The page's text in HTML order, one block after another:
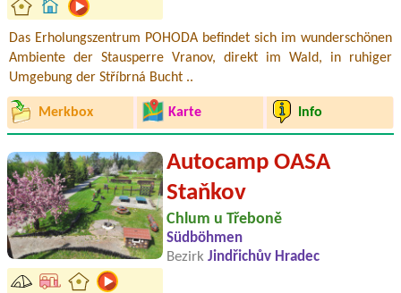
Das Erholungszentrum POHODA befindet sich im wunderschönen
Ambiente der Stausperre Vranov, direkt im Wald, in ruhiger
Umgebung der Stříbrná Bucht ..
Merkbox Karte Info
Autocamp OASA
Staňkov
Chlum u Třeboně
Südböhmen
Bezirk Jindřichův Hradec